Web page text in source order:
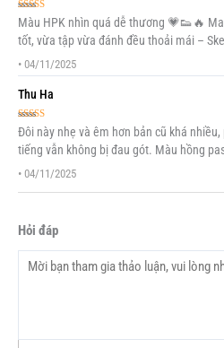
Được xếp
hạng 5 5 sao
Màu HPK nhìn quá dễ thương 💗👟🔥
tốt, vừa tập vừa đánh đều thoải mái –
• 04/11/2025
Thu Ha
Được xếp
hạng55 sao
Đôi này nhẹ và êm hơn bản cũ khá
tiếng vẫn không bị đau gót. Màu hồng
• 04/11/2025
Hỏi đáp